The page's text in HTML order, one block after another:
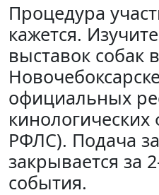
Процедура
кажется.
выставок собак в
официальных
РФЛС). Подача
закрывается за
события.